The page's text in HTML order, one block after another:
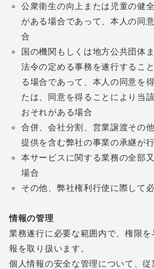
公衆衛生の向上または児童の健
がある場合であって、本人の同
合
国の機関もしくは地方公共団体
法令の定める事務を遂行するこ
る場合であって、本人の同意を
たは、同意を得ることにより当
おそれがある場合
合併、会社分割、営業譲渡その
提供を含む弊社の事業の承継が
本サービスに関する業務の全部
場合
その他、弊社権利行使に際して
情報の管理
業務遂行に必要な範囲内で、権限
報を取り扱います。
個人情報の安全な管理について、